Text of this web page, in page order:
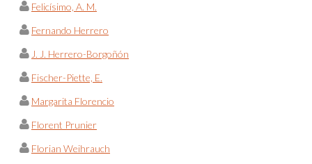
Felicísimo, A. M.
Fernando Herrero
J. J. Herrero-Borgoñón
Fischer-Piette, E.
Margarita Florencio
Florent Prunier
Florian Weihrauch